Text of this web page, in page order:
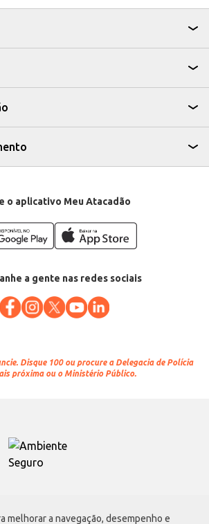
melhorar a navegação, desempenho e
o aplicativo Meu Atacadão
a gente nas redes sociais
Disque 100 ou procure a Delegacia de Polícia
próxima ou o Ministério Público.
Atacadão S.A.